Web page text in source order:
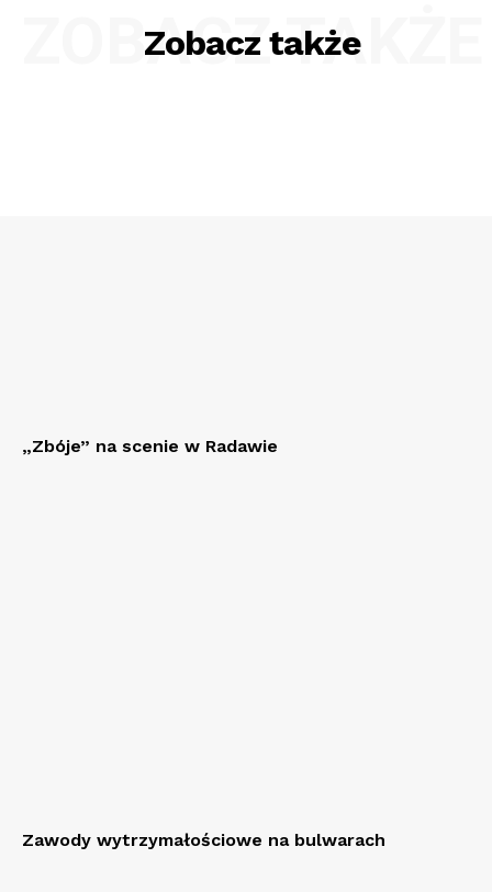
Zobacz także
ZOBACZ TAKŻE
„Zbóje” na scenie w Radawie
Zawody wytrzymałościowe na bulwarach